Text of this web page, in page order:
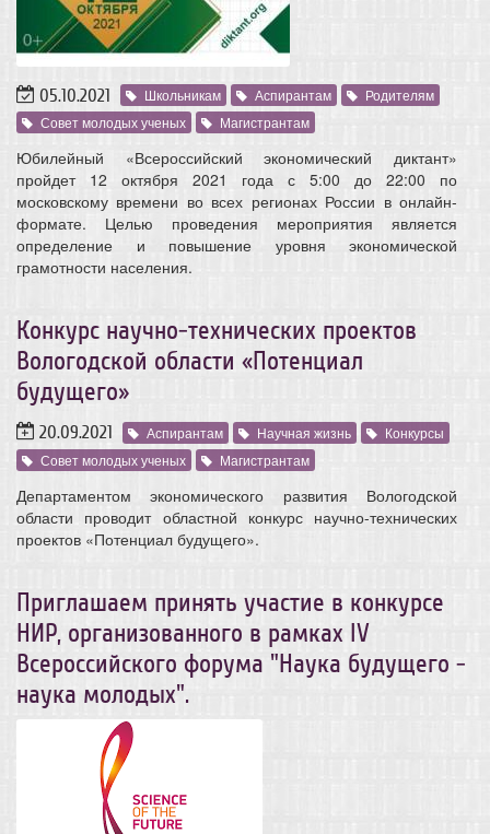
05.10.2021 Школьникам Аспирантам
Родителям
Совет молодых ученых
Магистрантам
Юбилейный «Всероссийский экономический диктант»
пройдет 12 октября 2021 года с 5:00 до 22:00 по
московскому времени во всех регионах России в онлайн-
формате. Целью проведения мероприятия является
определение и повышение уровня экономической
грамотности населения.
Конкурс научно-технических проектов
Вологодской области «Потенциал
будущего»
20.09.2021 Аспирантам Научная жизнь
Конкурсы
Совет молодых ученых
Магистрантам
Департаментом экономического развития Вологодской
области проводит областной конкурс научно-технических
проектов «Потенциал будущего».
Приглашаем принять участие в конкурсе
НИР, организованного в рамках IV
Всероссийского форума "Наука будущего -
наука молодых".